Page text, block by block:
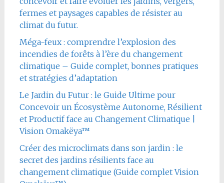
fermes et paysages capables de résister au
climat du futur.
Méga-feux : comprendre l’explosion des
incendies de forêts à l’ère du changement
climatique – Guide complet, bonnes pratiques
et stratégies d’adaptation
Le Jardin du Futur : le Guide Ultime pour
Concevoir un Écosystème Autonome, Résilient
et Productif face au Changement Climatique |
Vision Omakëya™
Créer des microclimats dans son jardin : le
secret des jardins résilients face au
changement climatique (Guide complet Vision